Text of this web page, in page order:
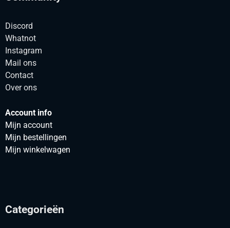
Discord
Whatnot
Instagram
Mail ons
Contact
Over ons
Account info
Mijn account
Mijn bestellingen
Mijn winkelwagen
Categorieën